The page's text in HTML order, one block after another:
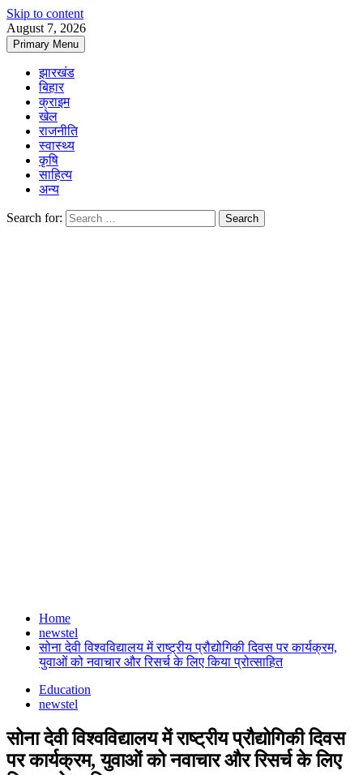
Skip to content
August 7, 2026
Primary Menu
झारखंड
बिहार
क्राइम
खेल
राजनीति
स्वास्थ्य
कृषि
साहित्य
अन्य
Search for:
Home
newstel
सोना देवी विश्वविद्यालय में राष्ट्रीय प्रौद्योगिकी दिवस पर कार्यक्रम,
युवाओं को नवाचार और रिसर्च के लिए किया प्रोत्साहित
Education
newstel
सोना देवी विश्वविद्यालय में राष्ट्रीय प्रौद्योगिकी दिवस
पर कार्यक्रम, युवाओं को नवाचार और रिसर्च के लिए